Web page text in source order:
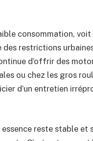
consommation,
restrictions
d’offrir des
ou chez les gros
d’un entretien
reste stable et